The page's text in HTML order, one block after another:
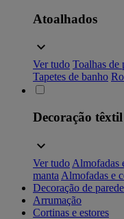
Atoalhados
Ver tudo Toalhas de
Tapetes de banho
Decoração têxtil
Ver tudo Almofadas
manta Almofadas e
Decoração de parede
Arrumação
Cortinas e estores